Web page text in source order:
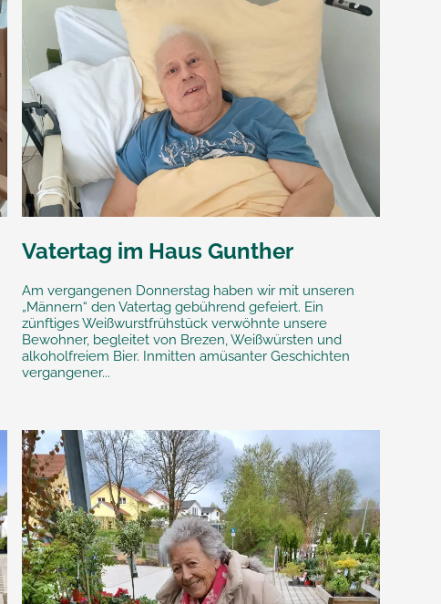
Vatertag im Haus Gunther
Am vergangenen Donnerstag haben wir mit unseren
„Männern“ den Vatertag gebührend gefeiert. Ein
zünftiges Weißwurstfrühstück verwöhnte unsere
Bewohner, begleitet von Brezen, Weißwürsten und
alkoholfreiem Bier. Inmitten amüsanter Geschichten
vergangener...